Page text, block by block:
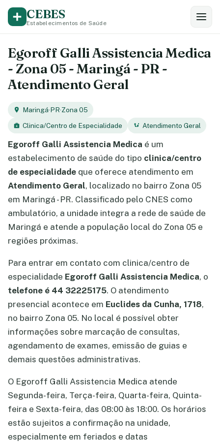
CEBES
Estabelecimentos de Saúde
Egoroff Galli Assistencia Medica
- Zona 05 - Maringá - PR -
Atendimento Geral
Maringá·PR·Zona 05
Clinica/Centro de Especialidade
Atendimento Geral
Egoroff Galli Assistencia Medica é um
estabelecimento de saúde do tipo clinica/centro
de especialidade que oferece atendimento em
Atendimento Geral, localizado no bairro Zona 05
em Maringá - PR. Classificado pelo CNES como
ambulatório, a unidade integra a rede de saúde de
Maringá e atende a população local do Zona 05 e
regiões próximas.
Para entrar em contato com clinica/centro de
especialidade Egoroff Galli Assistencia Medica, o
telefone é 44 32225175. O atendimento
presencial acontece em Euclides da Cunha, 1718,
no bairro Zona 05. No local é possível obter
informações sobre marcação de consultas,
agendamento de exames, emissão de guias e
demais questões administrativas.
O Egoroff Galli Assistencia Medica atende
Segunda-feira, Terça-feira, Quarta-feira, Quinta-
feira e Sexta-feira, das 08:00 às 18:00. Os horários
estão sujeitos a confirmação na unidade,
especialmente em feriados e datas